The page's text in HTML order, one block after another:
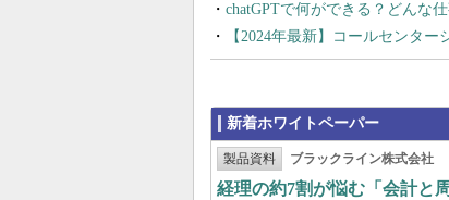
chatGPTで何ができる？どんな
【2024年最新】コールセンタ
新着ホワイトペーパー
製品資料 ブラックライン株式会社
経理の約7割が悩む「会計と